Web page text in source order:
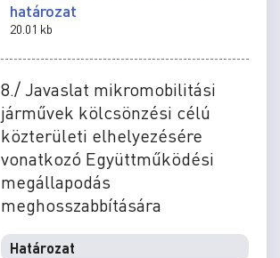
határozat
20.01 kb
8./ Javaslat mikromobilitási
járművek kölcsönzési célú
közterületi elhelyezésére
vonatkozó Együttműködési
megállapodás
meghosszabbítására
Határozat